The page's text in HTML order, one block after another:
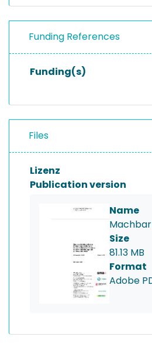
Funding References
Funding(s)
Files
Lizenz
Publication version
Name
Size
81.13 MB
Format
Adobe